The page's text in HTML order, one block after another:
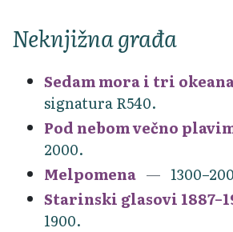
Neknjižna građa
Sedam mora i tri
signatura R540.
Pod nebom večno
2000.
Melpomena
Starinski glasovi
1900.